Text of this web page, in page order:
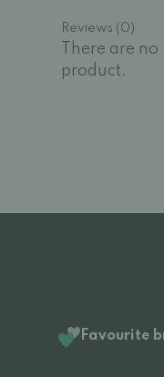
Reviews (0)
There are
product.
Favourite